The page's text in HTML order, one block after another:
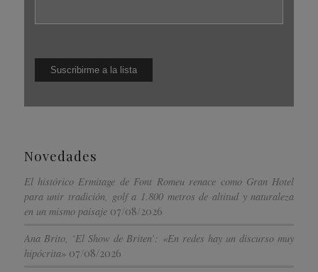
Novedades
El histórico Ermitage de Font Romeu renace como Gran Hotel
para unir tradición, golf a 1.800 metros de altitud y naturaleza
en un mismo paisaje 07/08/2026
Ana Brito, ‘El Show de Briten’: «En redes hay un discurso muy
hipócrita» 07/08/2026